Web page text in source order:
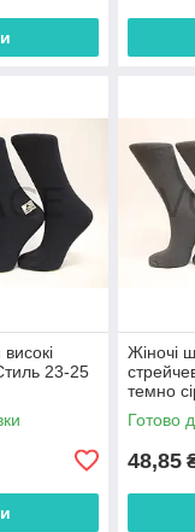
23-25
Жіночі
темно
Готово
48,85